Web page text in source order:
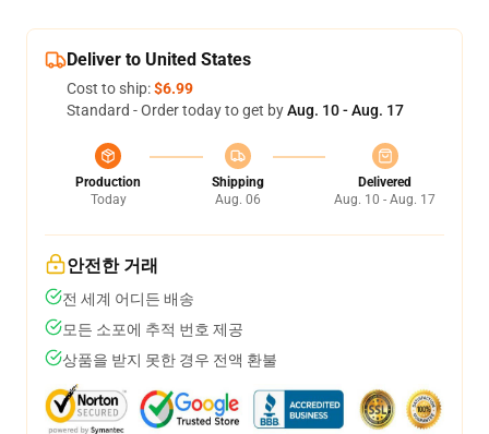
Deliver to United States
Cost to ship:$6.99
Standard - Order today to get byAug. 10 - Aug. 17
Production
Today
Shipping
Aug. 06
Delivered
Aug. 10 - Aug. 17
안전한 거래
전 세계 어디든 배송
모든 소포에 추적 번호 제공
상품을 받지 못한 경우 전액 환불